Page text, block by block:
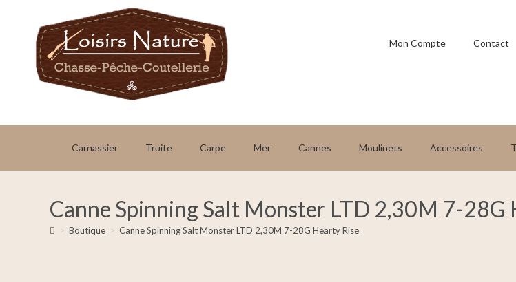
Mon Compte Contact
Carnassier Truite Carpe Mer Cannes Moulinets Accessoires
Canne Spinning Salt Monster LTD 2,30M 7-28G
> Boutique > Canne Spinning Salt Monster LTD 2,30M 7-28G Hearty Rise